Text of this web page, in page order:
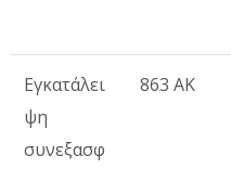
Εγκατάλει
ψη
συνεξασφ
863 ΑΚ